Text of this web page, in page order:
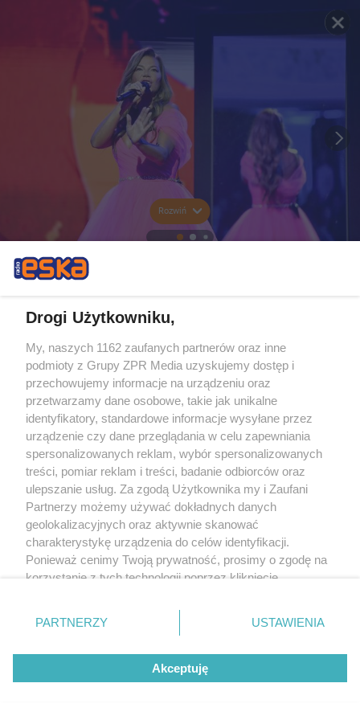
Rozwiń
Drogi Użytkowniku,
My, naszych 1162 zaufanych partnerów oraz inne
podmioty z Grupy ZPR Media uzyskujemy dostęp i
przechowujemy informacje na urządzeniu oraz
przetwarzamy dane osobowe, takie jak unikalne
identyfikatory, standardowe informacje wysyłane przez
urządzenie czy dane przeglądania w celu zapewniania
spersonalizowanych reklam, wybór spersonalizowanych
treści, pomiar reklam i treści, badanie odbiorców oraz
ulepszanie usług. Za zgodą Użytkownika my i Zaufani
Partnerzy możemy używać dokładnych danych
geolokalizacyjnych oraz aktywnie skanować
charakterystykę urządzenia do celów identyfikacji.
Ponieważ cenimy Twoją prywatność, prosimy o zgodę na
korzystanie z tych technologii poprzez kliknięcie
zmienić/wycofać klikając przycisk ustawień prywatności
znajdujący się w lewym dolnym rogu strony
rodzaje przetwarzania danych nie wymagają zgody
użytkownika, ale masz prawo sprzeciwić się takiemu
przetwarzaniu. Preferencje będą miały zastosowanie tylko
PARTNERZY USTAWIENIA
Akceptuję